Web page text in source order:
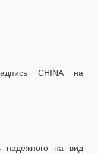
CHINA на
надежного на вид